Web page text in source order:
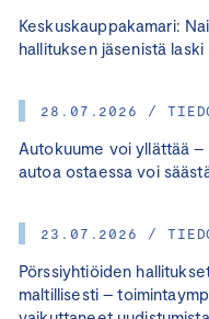
Keskuskauppakamari:
hallituksen jäsenistä
28.07.2026 /
Autokuume voi yllättää
autoa ostaessa voi
23.07.2026 /
Pörssiyhtiöiden
maltillisesti –